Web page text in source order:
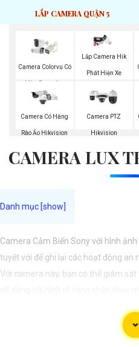
LẮP CAMERA QUẬN 5
Camera Colorvu Có
Màu Ban Đêm
Lắp Camera Hik
Phát Hiện Xe
Camera Có Hàng
Rào Ảo Hikvision
Camera PTZ
Hikvision
CAMERA LUX
Camera Cảm Biến Sony với hình
tuyệt vời để ghi lại các hoạt động an
Với camera này, bạn có thể giám